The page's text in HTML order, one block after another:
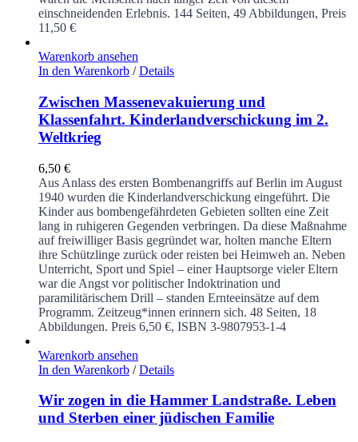
einschneidenden Erlebnis. 144 Seiten, 49 Abbildungen, Preis
11,50 €
Warenkorb ansehen
In den Warenkorb / Details
Zwischen Massenevakuierung und
Klassenfahrt. Kinderlandverschickung im 2.
Weltkrieg
6,50 €
Aus Anlass des ersten Bombenangriffs auf Berlin im August
1940 wurden die Kinderlandverschickung eingeführt. Die
Kinder aus bombengefährdeten Gebieten sollten eine Zeit
lang in ruhigeren Gegenden verbringen. Da diese Maßnahme
auf freiwilliger Basis gegründet war, holten manche Eltern
ihre Schützlinge zurück oder reisten bei Heimweh an. Neben
Unterricht, Sport und Spiel – einer Hauptsorge vieler Eltern
war die Angst vor politischer Indoktrination und
paramilitärischem Drill – standen Ernteeinsätze auf dem
Programm. Zeitzeug*innen erinnern sich. 48 Seiten, 18
Abbildungen. Preis 6,50 €, ISBN 3-9807953-1-4
Warenkorb ansehen
In den Warenkorb / Details
Wir zogen in die Hammer Landstraße. Leben
und Sterben einer jüdischen Familie